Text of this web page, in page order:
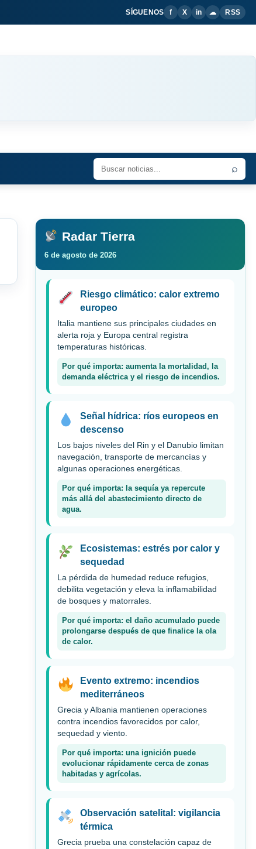
SÍGUENOS f X in ☁ RSS
⌕
Radar Tierra
6 de agosto de 2026
Riesgo climático: calor extremo
europeo
Italia mantiene sus principales ciudades en
alerta roja y Europa central registra
temperaturas históricas.
Por qué importa: aumenta la mortalidad, la
demanda eléctrica y el riesgo de incendios.
Señal hídrica: ríos europeos en
descenso
Los bajos niveles del Rin y el Danubio limitan
navegación, transporte de mercancías y
algunas operaciones energéticas.
Por qué importa: la sequía ya repercute
más allá del abastecimiento directo de
agua.
Ecosistemas: estrés por calor y
sequedad
La pérdida de humedad reduce refugios,
debilita vegetación y eleva la inflamabilidad
de bosques y matorrales.
Por qué importa: el daño acumulado puede
prolongarse después de que finalice la ola
de calor.
Evento extremo: incendios
mediterráneos
Grecia y Albania mantienen operaciones
contra incendios favorecidos por calor,
sequedad y viento.
Por qué importa: una ignición puede
evolucionar rápidamente cerca de zonas
habitadas y agrícolas.
Observación satelital: vigilancia
térmica
Grecia prueba una constelación capaz de